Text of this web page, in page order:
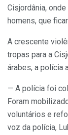
Cisjordânia,
homens, que
A crescente
tropas para a
árabes, a polícia
— A polícia foi
Foram
voluntários e
voz da polícia,